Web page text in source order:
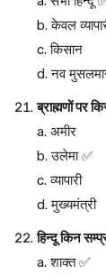
b. केवल
c. किसान
d. नव
ब्राह्मणों पर
a. अमीर
b. उलेमा ✅
c. व्यापारी
d. मुख्यमंत्री
हिन्दू किन
a. शाक्त ✅